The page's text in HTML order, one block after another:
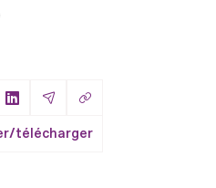
Facebook
sur X
Partager sur LinkedIn
Partager par Email
Copier le lien
télécharger